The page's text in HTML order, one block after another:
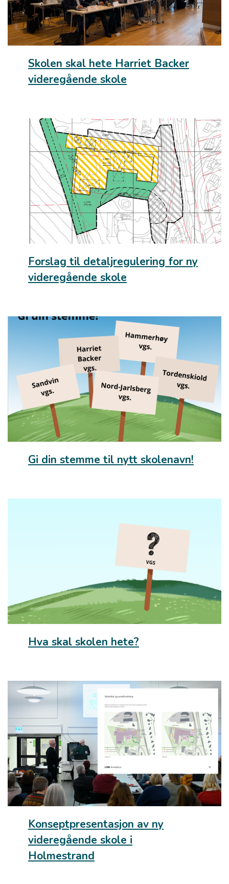
Skolen skal hete Harriet Backer
videregående skole
Forslag til detaljregulering for ny
videregående skole
Gi din stemme til nytt skolenavn!
Hva skal skolen hete?
Konseptpresentasjon av ny
videregående skole i
Holmestrand